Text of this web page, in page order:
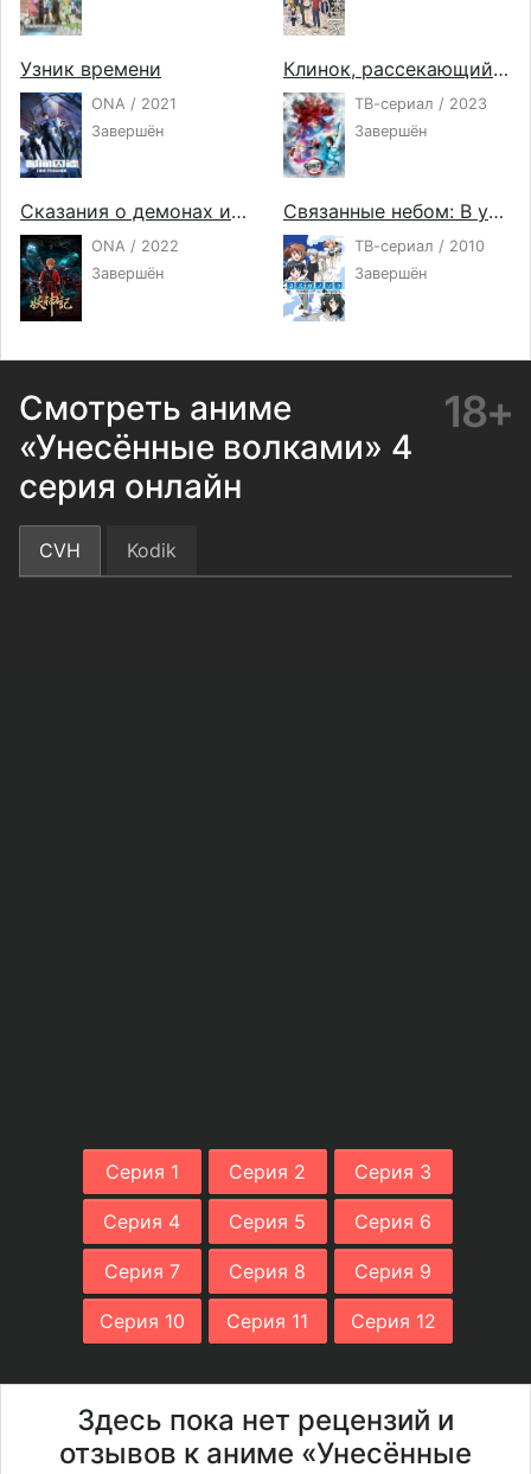
Узник времени
ONA / 2021
Завершён
Клинок, рассекающий демонов: Деревня кузнецов
ТВ-сериал / 2023
Завершён
Сказания о демонах и богах 6
ONA / 2022
Завершён
Связанные небом: В уединении, где мы наименее одиноки
ТВ-сериал / 2010
Завершён
Смотреть аниме
«Унесённые волками» 4
серия онлайн
18+
CVH Kodik
Серия 1 Серия 2 Серия 3
Серия 4 Серия 5 Серия 6
Серия 7 Серия 8 Серия 9
Серия 10 Серия 11 Серия 12
Здесь пока нет рецензий и
отзывов к аниме «Унесённые